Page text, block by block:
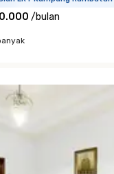
/bulan